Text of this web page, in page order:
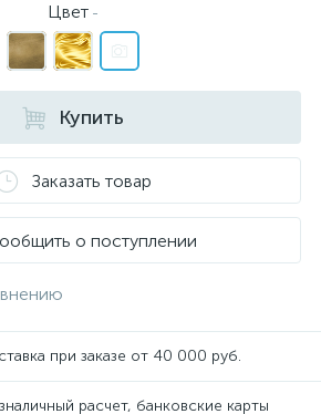
Цвет -
Купить
Заказать товар
о поступлении
при заказе от 40 000 руб.
расчет, банковские карты